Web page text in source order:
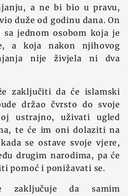
a ne bi bio u pravu,
duže od godinu dana. On
jednom osobom koja je
a koja nakon njihovog
nije živjela ni dva
zaključiti da će islamski
držao čvrsto do svoje
ustrajno, uživati ugled
te će im oni dolaziti na
se ostave svoje vjere,
drugim narodima, pa će
pomoć i ponižavati se.
da samim